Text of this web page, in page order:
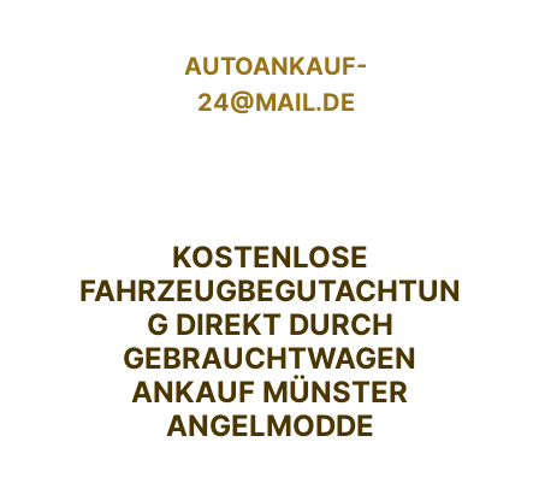
AUTOANKAUF-
24@MAIL.DE
KOSTENLOSE
FAHRZEUGBEGUTACHTUN
G DIREKT DURCH
GEBRAUCHTWAGEN
ANKAUF MÜNSTER
ANGELMODDE